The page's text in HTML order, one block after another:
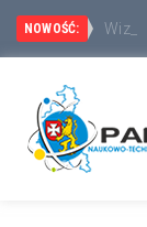
NOWOŚĆ: Wizyta
Park